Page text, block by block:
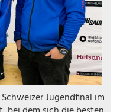
Jugendfinal im